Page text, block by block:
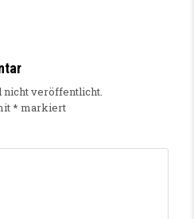
nicht veröffentlicht.
* markiert